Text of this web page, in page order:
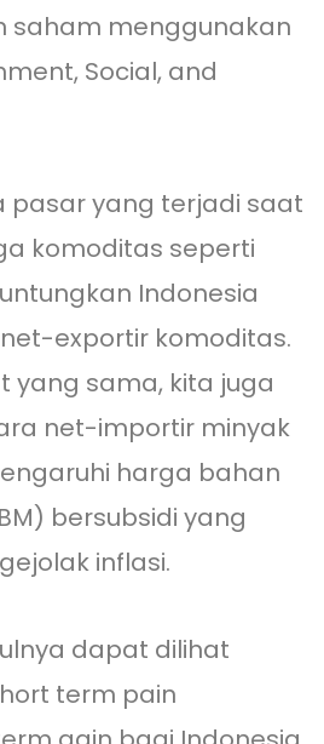
saham menggunakan
Social, and
pasar yang terjadi saat
komoditas seperti
Indonesia
exportir komoditas.
yang sama, kita juga
net-importir minyak
harga bahan
bersubsidi yang
inflasi.
dapat dilihat
term pain